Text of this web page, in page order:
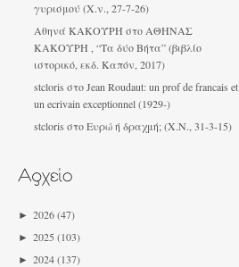
γυρισμού (Χ.ν., 27-7-26)
Αθηνά ΚΑΚΟΎΡΗστο ΑΘΗΝΑΣ
ΚΑΚΟΥΡΗ , “Τα δύο Βήτα” (βιβλίο
ιστορικό, εκδ. Καπόν, 2017)
stcloris στοJean Roudaut: un prof de francais et
un ecrivain exceptionnel (1929-)
stcloris στοΕυρώ ή δραχμή; (Χ.Ν., 31-3-15)
► 2026(47)
► 2025(103)
► 2024(137)